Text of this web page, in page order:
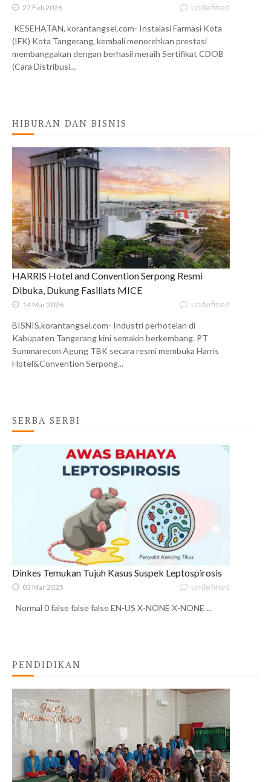
27 Feb 2026 undefined
KESEHATAN, korantangsel.com- Instalasi Farmasi Kota
(IFK) Kota Tangerang, kembali menorehkan prestasi
membanggakan dengan berhasil meraih Sertifikat CDOB
(Cara Distribusi...
HIBURAN DAN BISNIS
HARRIS Hotel and Convention Serpong Resmi
Dibuka, Dukung Fasiliats MICE
14 Mar 2026 undefined
BISNIS,korantangsel.com- Industri perhotelan di
Kabupaten Tangerang kini semakin berkembang. PT
Summarecon Agung TBK secara resmi membuka Harris
Hotel&Convention Serpong...
SERBA SERBI
Dinkes Temukan Tujuh Kasus Suspek Leptospirosis
03 Mar 2025 undefined
Normal 0 false false false EN-US X-NONE X-NONE ...
PENDIDIKAN